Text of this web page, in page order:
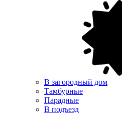
В загородный дом
Тамбурные
Парадные
В подъезд